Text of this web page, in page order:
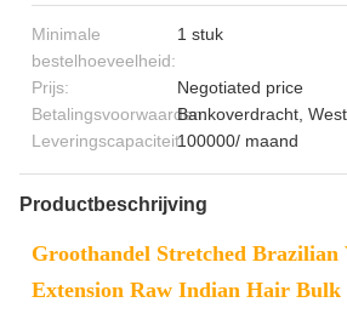
Minimale
bestelhoeveelheid:
1 stuk
Prijs:
Negotiated price
Betalingsvoorwaarden:Bankoverdracht,
Leveringscapaciteit:100000/ maand
Productbeschrijving
Groothandel Stretched
Extension Raw Indian Hair Bulk